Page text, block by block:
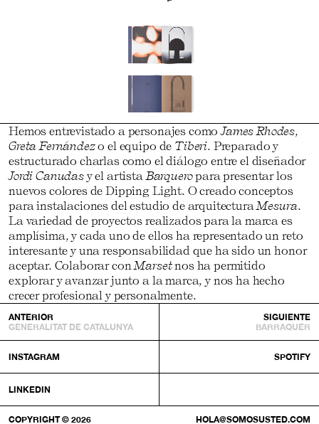
Hemos entrevistado a personajes comoJames Rhodes,
Greta Fernándezo el equipo de Tiberi. Preparado y
estructurado charlas como el diálogo entre el diseñador
Jordi Canudasy el artistaBarqueropara presentar los
nuevos colores de Dipping Light. O creado conceptos
para instalaciones del estudio de arquitecturaMesura.
La variedad de proyectos realizados para la marca es
amplísima, y cada uno de ellos ha representado un reto
interesante y una responsabilidad que ha sido un honor
aceptar. Colaborar conMarsetnos ha permitido
explorar y avanzar junto a la marca, y nos ha hecho
crecer profesional y personalmente.
ANTERIOR
GENERALITAT DE CATALUNYA
SIGUIENTE
BARRAQUER
INSTAGRAM SPOTIFY
LINKEDIN
COPYRIGHT © 2026 HOLA@SOMOSUSTED.COM